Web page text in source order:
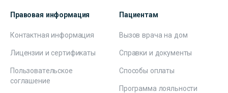
Правовая информация
Контактная информация
Лицензии и сертификаты
Пользовательское
соглашение
Пациентам
Вызов врача на дом
Справки и документы
Способы оплаты
Программа лояльности